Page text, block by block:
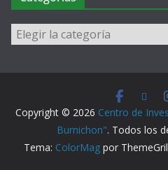
Copyright © 2026 Centro de
Burnichon". Todos los
Tema: ColorMagpor